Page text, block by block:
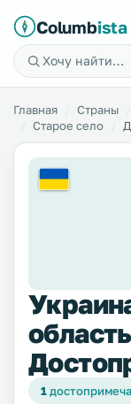
Columbista
Главная Страны
Старое село
1